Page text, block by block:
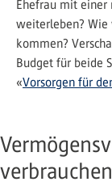
Ehefrau mit einer
weiterleben? Wie
kommen?
Budget für beide
«Vorsorgen für
verbrauchen